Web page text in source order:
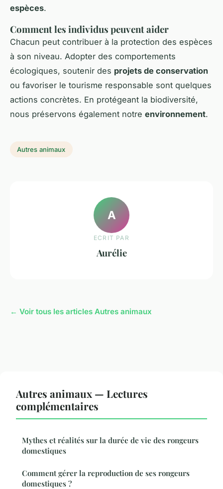
espèces.
Comment les individus peuvent aider
Chacun peut contribuer à la protection des espèces
à son niveau. Adopter des comportements
écologiques, soutenir des projets de conservation
ou favoriser le tourisme responsable sont quelques
actions concrètes. En protégeant la biodiversité,
nous préservons également notre environnement.
Autres animaux
A
ECRIT PAR
Aurélie
← Voir tous les articles Autres animaux
Autres animaux — Lectures
complémentaires
Mythes et réalités sur la durée de vie des rongeurs
domestiques
Comment gérer la reproduction de ses rongeurs
domestiques ?